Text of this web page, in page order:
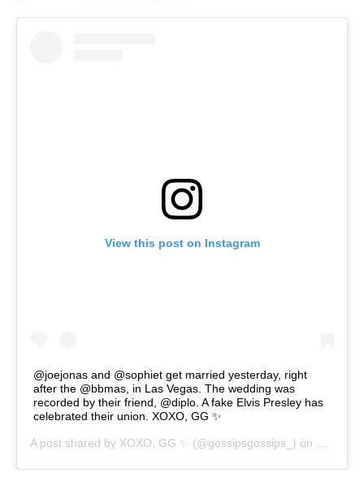
View this post on Instagram
@joejonas and @sophiet get married yesterday, right
after the @bbmas, in Las Vegas. The wedding was
recorded by their friend, @diplo. A fake Elvis Presley has
celebrated their union. XOXO, GG ✨
A post shared by XOXO, GG ✨ (@gossipsgossips_) on